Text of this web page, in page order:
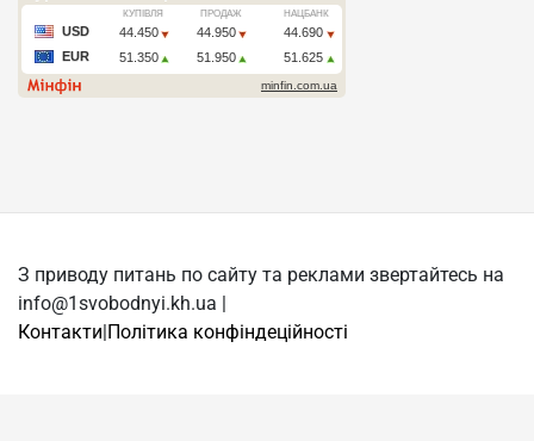
З приводу питань по сайту та реклами звертайтесь на
info@1svobodnyi.kh.ua |
Контакти|Політика конфіндеційності